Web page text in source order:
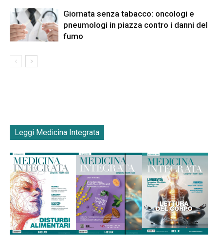
Giornata senza tabacco: oncologi e
pneumologi in piazza contro i danni del
fumo
Leggi Medicina Integrata